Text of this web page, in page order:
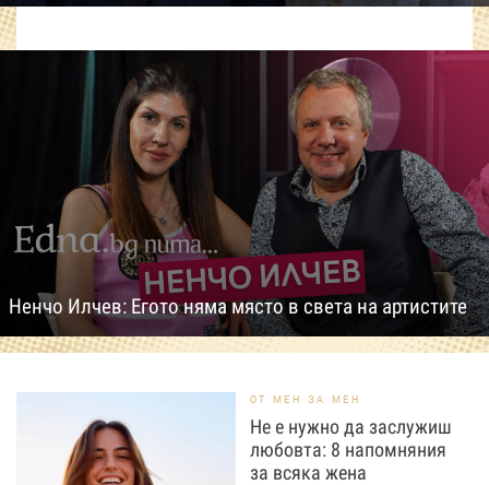
Ненчо Илчев: Егото няма място в света на артистите
ОТ МЕН ЗА МЕН
Не е нужно да заслужиш
любовта: 8 напомняния
за всяка жена